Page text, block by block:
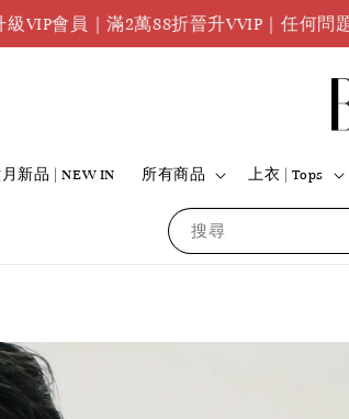
｜滿2萬88折晉升VVIP｜任何問題請洽
搜尋
新品 | NEW IN 所有商品 上衣 | Tops